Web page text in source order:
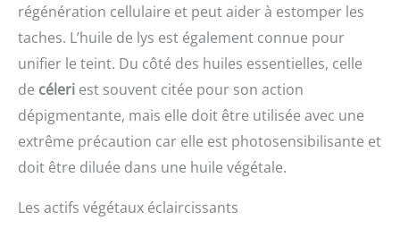
régénération cellulaire et peut aider à estomper les
taches. L’huile de lys est également connue pour
unifier le teint. Du côté des huiles essentielles, celle
de céleri est souvent citée pour son action
dépigmentante, mais elle doit être utilisée avec une
extrême précaution car elle est photosensibilisante et
doit être diluée dans une huile végétale.
Les actifs végétaux éclaircissants